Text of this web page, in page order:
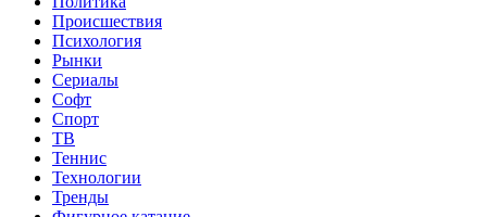
Происшествия
Психология
Рынки
Сериалы
Софт
Спорт
ТВ
Теннис
Технологии
Тренды